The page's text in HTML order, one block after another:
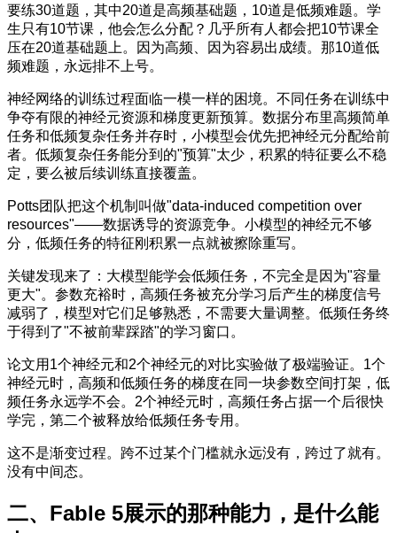
要练30道题，其中20道是高频基础题，10道是低频难题。学
生只有10节课，他会怎么分配？几乎所有人都会把10节课全
压在20道基础题上。因为高频、因为容易出成绩。那10道低
频难题，永远排不上号。
神经网络的训练过程面临一模一样的困境。不同任务在训练中
争夺有限的神经元资源和梯度更新预算。数据分布里高频简单
任务和低频复杂任务并存时，小模型会优先把神经元分配给前
者。低频复杂任务能分到的"预算"太少，积累的特征要么不稳
定，要么被后续训练直接覆盖。
Potts团队把这个机制叫做"data-induced competition over
resources"——数据诱导的资源竞争。小模型的神经元不够
分，低频任务的特征刚积累一点就被擦除重写。
关键发现来了：大模型能学会低频任务，不完全是因为"容量
更大"。参数充裕时，高频任务被充分学习后产生的梯度信号
减弱了，模型对它们足够熟悉，不需要大量调整。低频任务终
于得到了"不被前辈踩踏"的学习窗口。
论文用1个神经元和2个神经元的对比实验做了极端验证。1个
神经元时，高频和低频任务的梯度在同一块参数空间打架，低
频任务永远学不会。2个神经元时，高频任务占据一个后很快
学完，第二个被释放给低频任务专用。
这不是渐变过程。跨不过某个门槛就永远没有，跨过了就有。
没有中间态。
二、Fable 5展示的那种能力，是什么能